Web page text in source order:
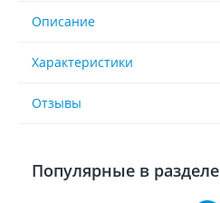
Описание
Характеристики
Отзывы
Популярные в разделе